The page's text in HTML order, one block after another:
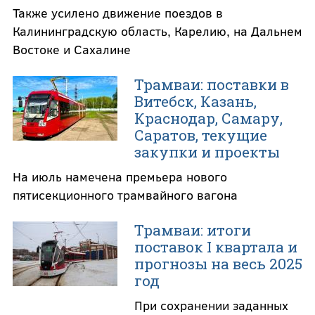
Также усилено движение поездов в
Калининградскую область, Карелию, на Дальнем
Востоке и Сахалине
Трамваи: поставки в
Витебск, Казань,
Краснодар, Самару,
Саратов, текущие
закупки и проекты
На июль намечена премьера нового
пятисекционного трамвайного вагона
Трамваи: итоги
поставок I квартала и
прогнозы на весь 2025
год
При сохранении заданных